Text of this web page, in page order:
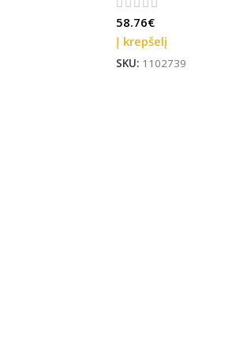
58.76€
Į krepšelį
SKU: 1102739